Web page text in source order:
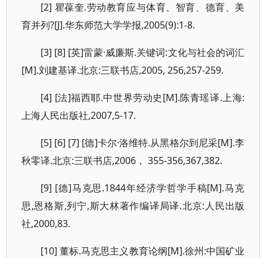
[2] 瞿葆奎.劳动教育应与体育、智育、德育、美
育并列?[J].华东师范大学学报,2005(9):1-8.
[3] [8] [英]雷蒙·威廉斯.关键词:文化与社会的词汇
[M].刘建基译.北京:三联书店,2005, 256,257-259.
[4] [法]福西耶.中世界劳动史[M].陈青瑶译.上海:
上海人民出版社,2007,5-17.
[5] [6] [7] [德]卡尔·洛维特.从黑格尔到尼采[M].李
秋零译.北京:三联书店,2006， 355-356,367,382.
[9] [德]马克思.1844年经济学哲学手稿[M].马克
思,恩格斯,列宁,斯大林著作编译局译.北京:人民出版
社,2000,83.
[10] 董标.马克思主义教育论纲[M].徐州:中国矿业